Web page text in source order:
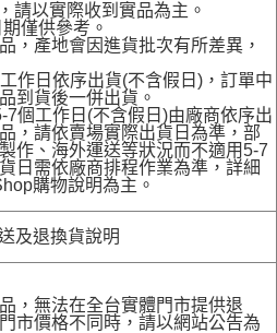
請以實際收到實品為主。
僅供參考。
，產地會因進貨批次有所差異，
作日依序出貨(不含假日)，訂單中
到貨後一併出貨。
個工作日(不含假日)由廠商依序出
，請依賣場實際出貨日為準，部
作、海外運送等狀況而不適用5-7
日需依廠商排程作業為準，詳細
購物說明為主。
及退換貨說明
，無法在全台實體門市提供退
市價格不同時，請以網站公告為